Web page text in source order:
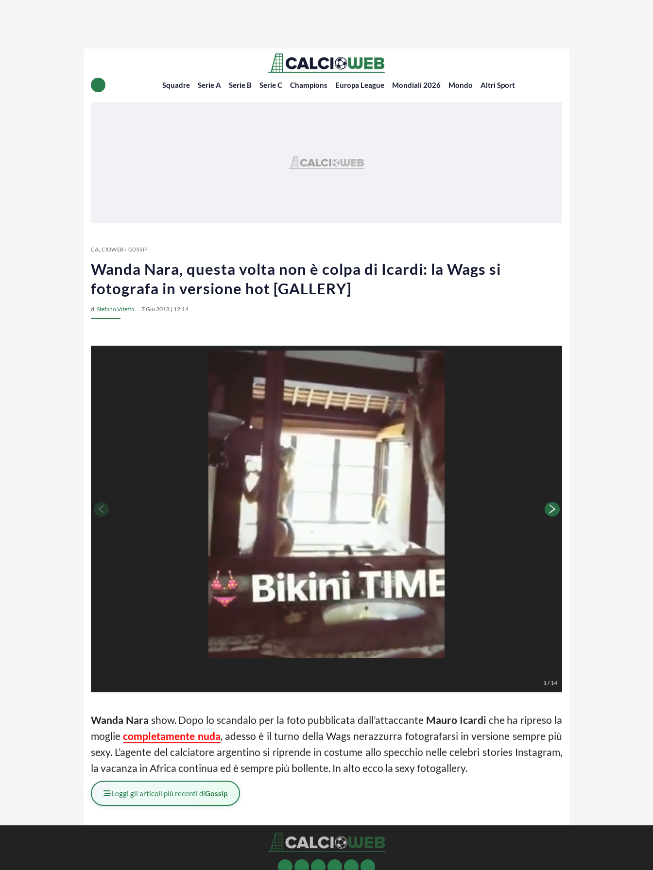
Squadre Serie A Serie B Serie C Champions Europa League Mondiali 2026 Mondo Altri Sport
CALCIOWEB» GOSSIP
Wanda Nara, questa volta non è colpa di Icardi: la Wags si
fotografa in versione hot [GALLERY]
diStefano Vitetta 7 Giu 2018 | 12:14
1/14
Wanda Nara show. Dopo lo scandalo per la foto pubblicata dall’attaccante Mauro Icardi che ha ripreso la
mogliecompletamente nuda, adesso è il turno della Wags nerazzurra fotografarsi in versione sempre più
sexy. L’agente del calciatore argentino si riprende in costume allo specchio nelle celebri stories Instagram,
la vacanza in Africa continua ed è sempre più bollente. In alto ecco la sexy fotogallery.
Leggi gli articoli più recenti diGossip